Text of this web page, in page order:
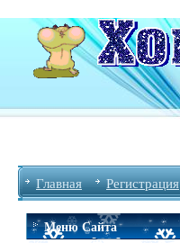
Главная Регистрация
Меню Сайта